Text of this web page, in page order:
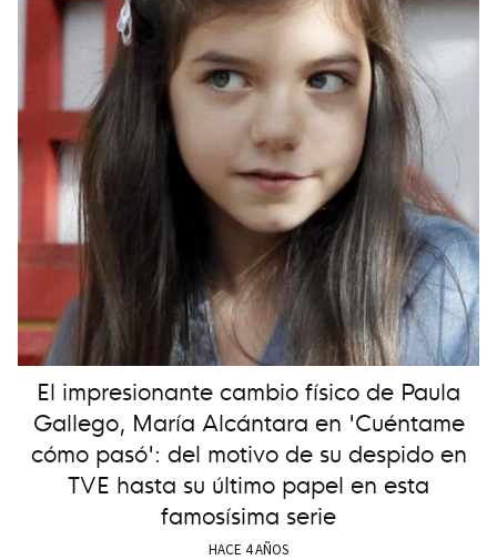
El impresionante cambio físico de Paula
Gallego, María Alcántara en 'Cuéntame
cómo pasó': del motivo de su despido en
TVE hasta su último papel en esta
famosísima serie
HACE 4 AÑOS